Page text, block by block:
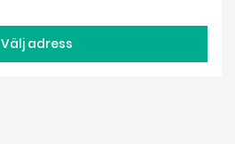
Välj adress